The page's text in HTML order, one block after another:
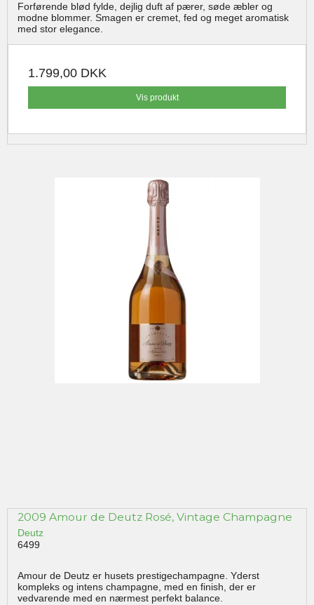
Forførende blød fylde, dejlig duft af pærer, søde æbler og
modne blommer. Smagen er cremet, fed og meget aromatisk
med stor elegance.
1.799,00 DKK
Vis produkt
2009 Amour de Deutz Rosé, Vintage Champagne
Deutz
6499
Amour de Deutz er husets prestigechampagne. Yderst
kompleks og intens champagne, med en finish, der er
vedvarende med en nærmest perfekt balance.